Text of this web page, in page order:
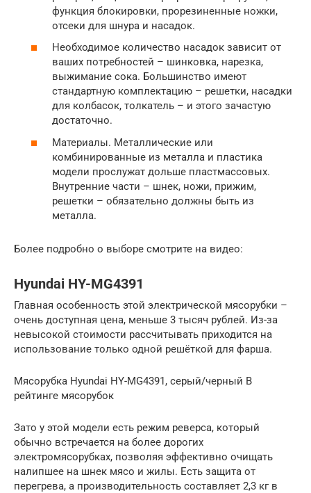
функция блокировки, прорезиненные ножки,
отсеки для шнура и насадок.
Необходимое количество насадок зависит от
ваших потребностей – шинковка, нарезка,
выжимание сока. Большинство имеют
стандартную комплектацию – решетки, насадки
для колбасок, толкатель – и этого зачастую
достаточно.
Материалы. Металлические или
комбинированные из металла и пластика
модели прослужат дольше пластмассовых.
Внутренние части – шнек, ножи, прижим,
решетки – обязательно должны быть из
металла.
Более подробно о выборе смотрите на видео:
Hyundai HY-MG4391
Главная особенность этой электрической мясорубки –
очень доступная цена, меньше 3 тысяч рублей. Из-за
невысокой стоимости рассчитывать приходится на
использование только одной решёткой для фарша.
Мясорубка Hyundai HY-MG4391, серый/черный В
рейтинге мясорубок
Зато у этой модели есть режим реверса, который
обычно встречается на более дорогих
электромясорубках, позволяя эффективно очищать
налипшее на шнек мясо и жилы. Есть защита от
перегрева, а производительность составляет 2,3 кг в